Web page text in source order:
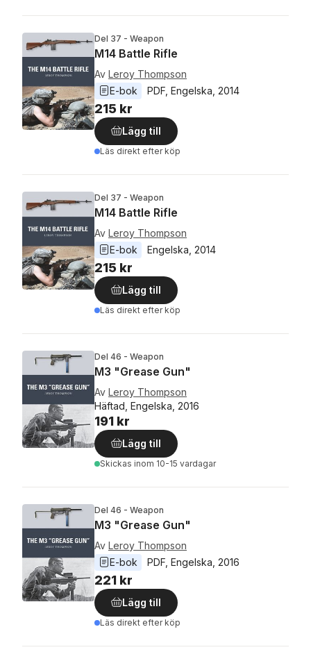
Del 37 - Weapon
M14 Battle Rifle
Av Leroy Thompson
E-bok
PDF Engelska 2014
215 kr
Lägg till
Läs direkt efter köp
Del 37 - Weapon
M14 Battle Rifle
Av Leroy Thompson
E-bok
Engelska 2014
215 kr
Lägg till
Läs direkt efter köp
Del 46 - Weapon
M3 "Grease Gun"
Av Leroy Thompson
Häftad, Engelska, 2016
191 kr
Lägg till
Skickas inom 10-15 vardagar
Del 46 - Weapon
M3 "Grease Gun"
Av Leroy Thompson
E-bok
PDF Engelska 2016
221 kr
Lägg till
Läs direkt efter köp